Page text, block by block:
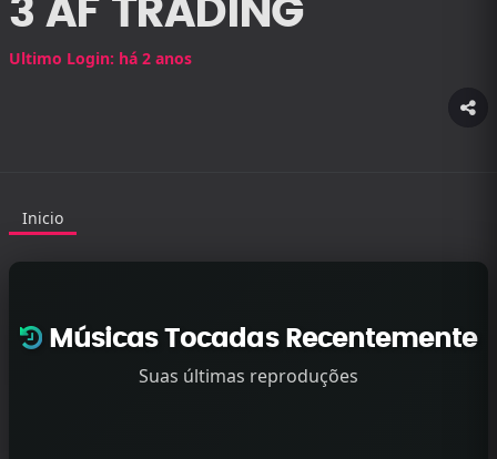
3 AF TRADING
Ultimo Login: há 2 anos
Inicio
Músicas Tocadas Recentemente
Suas últimas reproduções